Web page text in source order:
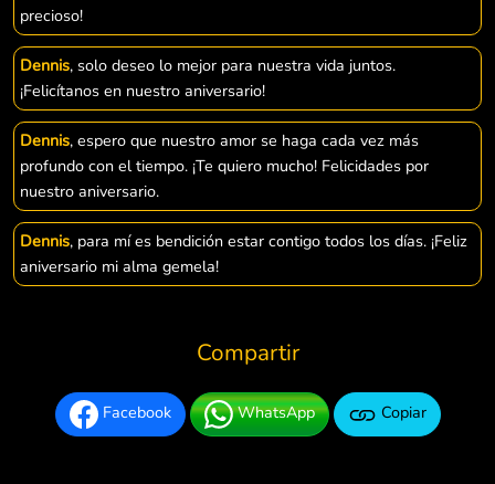
precioso!
Dennis, solo deseo lo mejor para nuestra vida juntos.
¡Felicítanos en nuestro aniversario!
Dennis, espero que nuestro amor se haga cada vez más
profundo con el tiempo. ¡Te quiero mucho! Felicidades por
nuestro aniversario.
Dennis, para mí es bendición estar contigo todos los días. ¡Feliz
aniversario mi alma gemela!
Compartir
Facebook WhatsApp Copiar